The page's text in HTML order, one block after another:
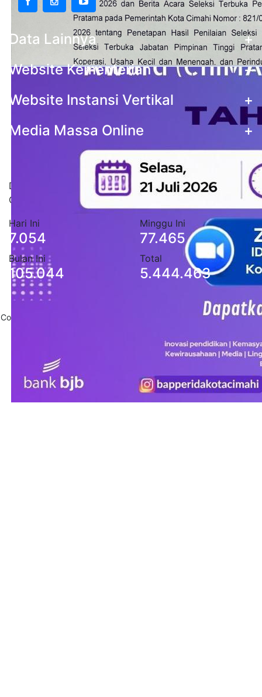
Data Lainnya
+
Website Kementerian
+
Website Instansi Vertikal
+
Media Massa Online
+
Statistik Pengunjung
Data stastistik pengunjung situs Pemerintah Kota
Cimahi
Hari Ini
7.054
Minggu Ini
77.465
Bulan Ini
105.044
Total
5.444.463
Copyright 2020 . All Rights Reserved